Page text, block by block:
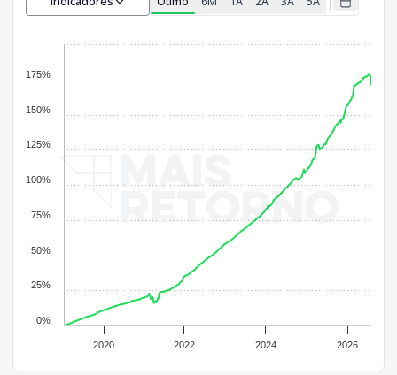
2020 2022 2024 2026
0%
25%
50%
75%
100%
125%
150%
175%